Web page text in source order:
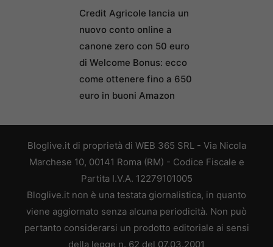
Credit Agricole lancia un
nuovo conto online a
canone zero con 50 euro
di Welcome Bonus: ecco
come ottenere fino a 650
euro in buoni Amazon
Bloglive.it di proprietà di WEB 365 SRL - Via Nicola
Marchese 10, 00141 Roma (RM) - Codice Fiscale e
Partita I.V.A. 12279101005
Bloglive.it non è una testata giornalistica, in quanto
viene aggiornato senza alcuna periodicità. Non può
pertanto considerarsi un prodotto editoriale ai sensi
della legge n. 62 del 07.03.2001